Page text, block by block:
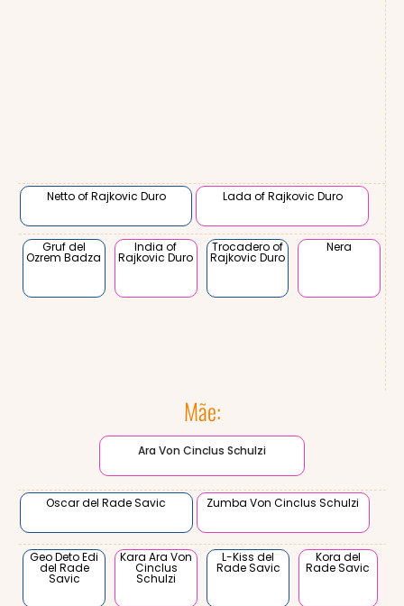
Netto of Rajkovic Duro Lada of Rajkovic Duro
Gruf del
Ozrem Badza
India of
Rajkovic Duro
Trocadero of
Rajkovic Duro
Nera
Mãe:
Ara Von Cinclus Schulzi
Oscar del Rade Savic Zumba Von Cinclus Schulzi
Geo Deto Edi
del Rade
Savic
Kara Ara Von
Cinclus
Schulzi
L-Kiss del
Rade Savic
Kora del
Rade Savic